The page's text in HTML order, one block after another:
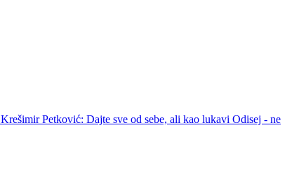
Krešimir Petković: Dajte sve od sebe, ali kao lukavi Odisej - ne